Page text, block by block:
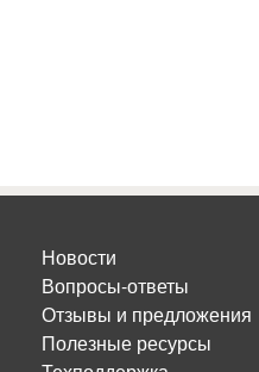
Новости
Вопросы-ответы
Отзывы и предложения
Полезные ресурсы